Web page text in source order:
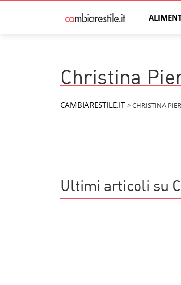
Christina
CAMBIARESTILE.IT >CHRISTINA
Ultimi articoli su